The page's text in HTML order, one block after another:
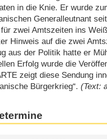
in die Knie. Er wurde
Generalleutnant
zwei Amtszeiten ins
Hinweis auf die zwei
aus der Politik hatte er
Erfolg wurde die
zeigt diese Sendung
Bürgerkrieg“.(Text: